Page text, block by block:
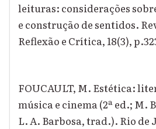
leituras: considerações
e construção de sentidos.
Reflexão e Crítica, 18(3),
FOUCAULT, M. Estética:
música e cinema (2ª ed.; M.
L. A. Barbosa, trad.). Rio de